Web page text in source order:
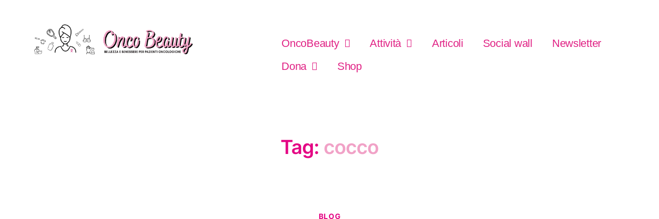
OncoBeauty Attività Articoli Social wall
Newsletter
Dona
Shop
Tag: cocco
BLOG